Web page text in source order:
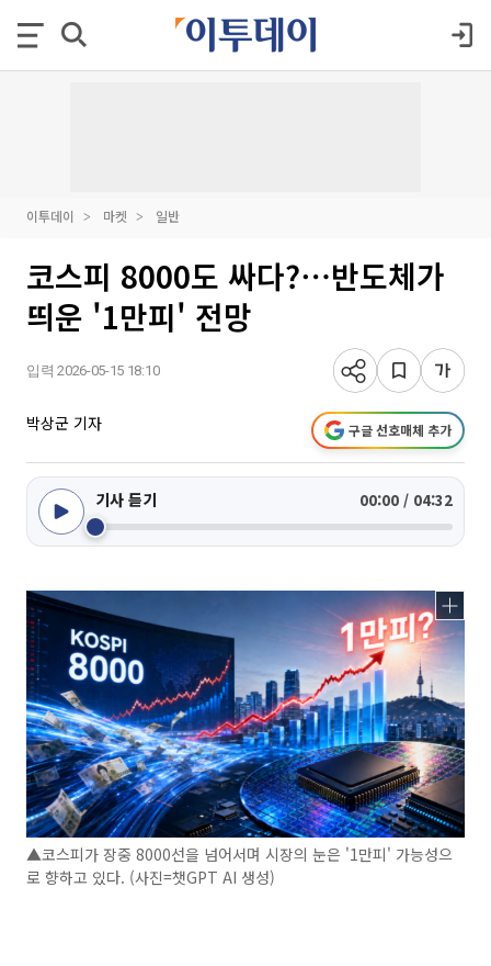
이투데이 마켓 일반
코스피 8000도 싸다?⋯반도체가
띄운 '1만피' 전망
입력 2026-05-15 18:10
박상군 기자 구글 선호매체 추가
기사 듣기 00:00 / 04:32
▲코스피가 장중 8000선을 넘어서며 시장의 눈은 '1만피' 가능성으
로 향하고 있다. (사진=챗GPT AI 생성)